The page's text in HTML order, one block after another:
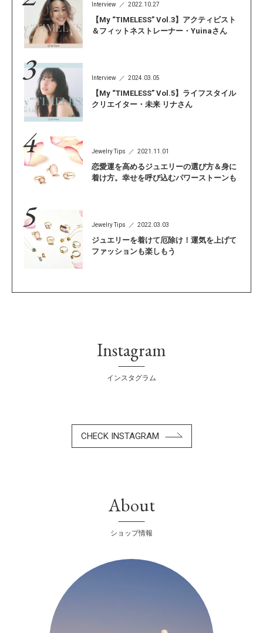
Interview 2022.10.27
【My “TIMELESS” Vol.3】アクティビスト
＆フィットネストレーナー・Yuinaさん
Interview 2024.03.05
【My “TIMELESS” Vol.5】ライフスタイル
クリエイター・未来 リナさん
Jewelry Tips 2021.11.01
恋愛運を高めるジュエリーの選び方＆身に
着け方。幸せを呼び込むパワーストーンも
Jewelry Tips 2022.03.03
ジュエリーを着けて厄除け！運気を上げて
ファッションも楽しもう
Instagram
インスタグラム
CHECK INSTAGRAM
About
ショップ情報